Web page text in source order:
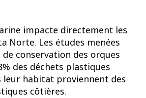
impacte directement les
Norte. Les études menées
conservation des orques
des déchets plastiques
leur habitat proviennent des
côtières.